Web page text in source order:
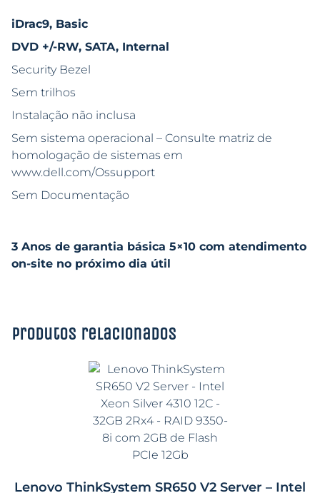
iDrac9, Basic
DVD +/-RW, SATA, Internal
Security Bezel
Sem trilhos
Instalação não inclusa
Sem sistema operacional – Consulte matriz de
homologação de sistemas em
www.dell.com/Ossupport
Sem Documentação
3 Anos de garantia básica 5×10 com atendimento
on-site no próximo dia útil
Produtos relacionados
Lenovo ThinkSystem SR650 V2 Server – Intel